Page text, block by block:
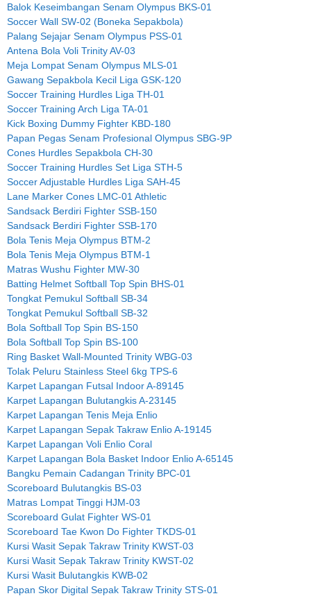
Balok Keseimbangan Senam Olympus BKS-01
Soccer Wall SW-02 (Boneka Sepakbola)
Palang Sejajar Senam Olympus PSS-01
Antena Bola Voli Trinity AV-03
Meja Lompat Senam Olympus MLS-01
Gawang Sepakbola Kecil Liga GSK-120
Soccer Training Hurdles Liga TH-01
Soccer Training Arch Liga TA-01
Kick Boxing Dummy Fighter KBD-180
Papan Pegas Senam Profesional Olympus SBG-9P
Cones Hurdles Sepakbola CH-30
Soccer Training Hurdles Set Liga STH-5
Soccer Adjustable Hurdles Liga SAH-45
Lane Marker Cones LMC-01 Athletic
Sandsack Berdiri Fighter SSB-150
Sandsack Berdiri Fighter SSB-170
Bola Tenis Meja Olympus BTM-2
Bola Tenis Meja Olympus BTM-1
Matras Wushu Fighter MW-30
Batting Helmet Softball Top Spin BHS-01
Tongkat Pemukul Softball SB-34
Tongkat Pemukul Softball SB-32
Bola Softball Top Spin BS-150
Bola Softball Top Spin BS-100
Ring Basket Wall-Mounted Trinity WBG-03
Tolak Peluru Stainless Steel 6kg TPS-6
Karpet Lapangan Futsal Indoor A-89145
Karpet Lapangan Bulutangkis A-23145
Karpet Lapangan Tenis Meja Enlio
Karpet Lapangan Sepak Takraw Enlio A-19145
Karpet Lapangan Voli Enlio Coral
Karpet Lapangan Bola Basket Indoor Enlio A-65145
Bangku Pemain Cadangan Trinity BPC-01
Scoreboard Bulutangkis BS-03
Matras Lompat Tinggi HJM-03
Scoreboard Gulat Fighter WS-01
Scoreboard Tae Kwon Do Fighter TKDS-01
Kursi Wasit Sepak Takraw Trinity KWST-03
Kursi Wasit Sepak Takraw Trinity KWST-02
Kursi Wasit Bulutangkis KWB-02
Papan Skor Digital Sepak Takraw Trinity STS-01